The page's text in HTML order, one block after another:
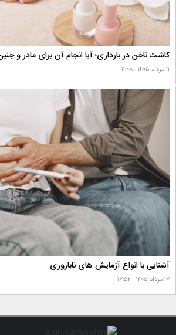
کاشت ناخن در بارداری؛ آیا انجام آن برای مادر و
۱۱ مرداد ۱۴۰۵ - ۱۱:۰۸
آشنایی با انواع آزمایش های ناباروری
۱۷ مرداد ۱۴۰۵ - ۱۷:۵۲